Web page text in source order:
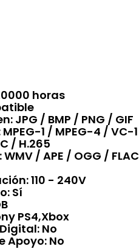
horas
JPG / BMP / PNG / GIF
1 / MPEG-4 / VC-1
/ H.265
/ APE / OGG / FLAC
110 - 240V
Sí
PS4,Xbox
No
Apoyo: No